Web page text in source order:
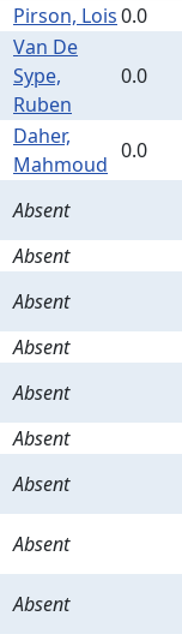
Pirson, Lois0.0
Van De
Sype,
Ruben
0.0
Daher,
Mahmoud
0.0
Absent
Absent
Absent
Absent
Absent
Absent
Absent
Absent
Absent